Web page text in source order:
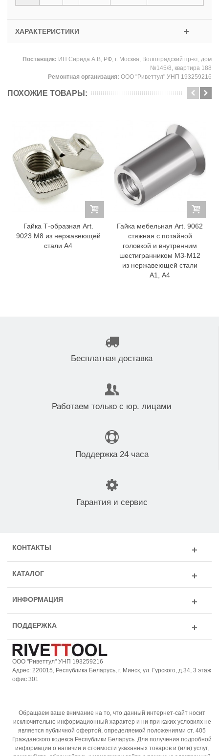
ХАРАКТЕРИСТИКИ
Поставщик: ИП Сирида А.В, РФ, г. Москва, Волгоградский пр-кт, дом
№145/8, квартира 188
Ремонтная организация: ООО "Риветтул" УНП 193259216
ПОХОЖИЕ ТОВАРЫ:
Гайка Т-образная Art.
9023 М8 из нержавеющей
стали A4
Гайка мебельная Art. 9062
стяжная с потайной
головкой и внутренним
шестигранником М3-М12
из нержавеющей стали
А1, A4
Бесплатная доставка
Работаем только с юр. лицами
Поддержка 24 часа
Гарантия и сервис
КОНТАКТЫ
КАТАЛОГ
ИНФОРМАЦИЯ
ПОДДЕРЖКА
ООО "Риветтул" УНП 193259216
Адрес: 220015, Республика Беларусь, г. Минск, ул. Гурского, д.34, 3 этаж
офис 301
Обращаем ваше внимание на то, что данный интернет-сайт носит
исключительно информационный характер и ни при каких условиях не
является публичной офертой, определяемой положениями ст. 405
Гражданского кодекса Республики Беларусь. Для получения подробной
информации о наличии и стоимости указанных товаров и (или) услуг,